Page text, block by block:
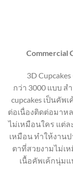
Commercial
3D Cupcakes
กว่า 3000 แบบ
cupcakes เป็นคั
ต่อเนื่องติดต่อมาห
ไม่เหมือนใคร แต่
เหมือน ทำให้งาน
ตาที่สวยงามไม่เ
เนื้อคัพเค้กนุ่มแ